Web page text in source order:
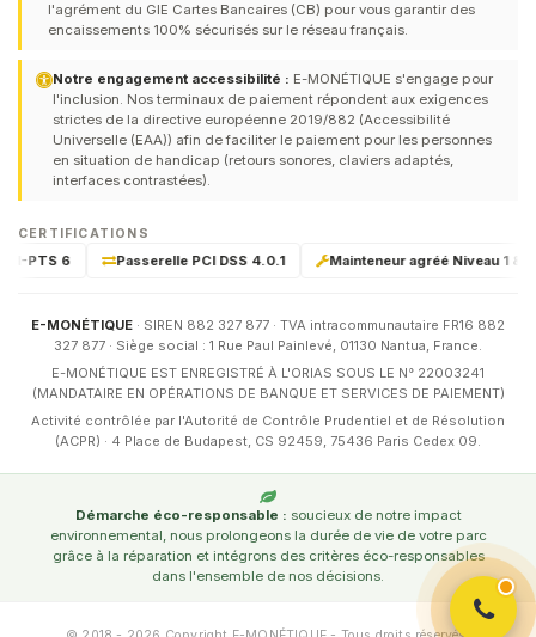
l'agrément du GIE Cartes Bancaires (CB) pour vous garantir des
encaissements 100% sécurisés sur le réseau français.
Notre engagement accessibilité : E-MONÉTIQUE s'engage pour
l'inclusion. Nos terminaux de paiement répondent aux exigences
strictes de la directive européenne 2019/882 (Accessibilité
Universelle (EAA)) afin de faciliter le paiement pour les personnes
en situation de handicap (retours sonores, claviers adaptés,
interfaces contrastées).
CERTIFICATIONS
PTS 6 Passerelle PCI DSS 4.0.1 Mainteneur agréé Niveau 1 & 2
E-MONÉTIQUE · SIREN 882 327 877 · TVA intracommunautaire FR16 882
327 877 · Siège social : 1 Rue Paul Painlevé, 01130 Nantua, France.
E-MONÉTIQUE EST ENREGISTRÉ À L'ORIAS SOUS LE N° 22003241
(MANDATAIRE EN OPÉRATIONS DE BANQUE ET SERVICES DE PAIEMENT)
Activité contrôlée par l'Autorité de Contrôle Prudentiel et de Résolution
(ACPR) · 4 Place de Budapest, CS 92459, 75436 Paris Cedex 09.
Démarche éco-responsable : soucieux de notre impact
environnemental, nous prolongeons la durée de vie de votre parc
grâce à la réparation et intégrons des critères éco-responsables
dans l'ensemble de nos décisions.